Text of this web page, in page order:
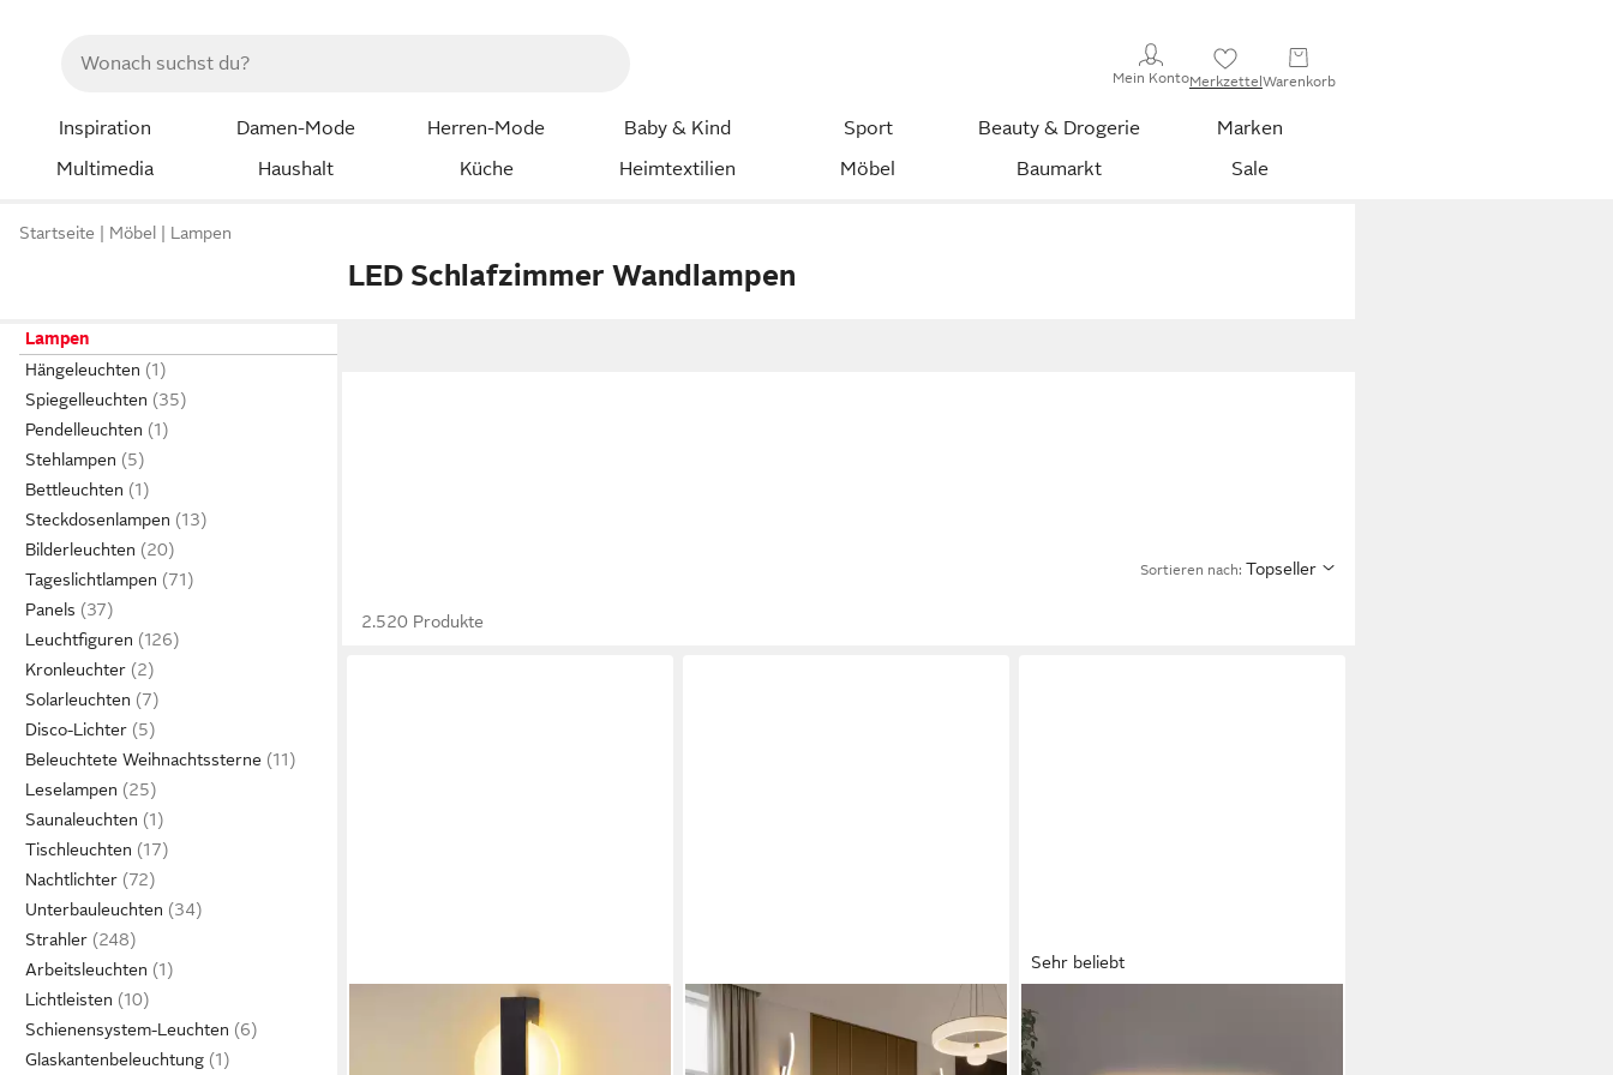
Mein KontoMerkzettelWarenkorb
Inspiration Damen-Mode Herren-Mode Baby & Kind Sport Beauty & Drogerie
Marken
Multimedia
Haushalt Küche Heimtextilien Möbel Baumarkt Sale
Startseite Möbel Lampen
LED Schlafzimmer Wandlampen
Lampen
Hängeleuchten
Spiegelleuchten
Pendelleuchten
Stehlampen
Bettleuchten
Steckdosenlampen
Bilderleuchten
Tageslichtlampen
Panels
Leuchtfiguren
Kronleuchter
Solarleuchten
Disco-Lichter
Beleuchtete Weihnachtssterne
Leselampen
Saunaleuchten
Tischleuchten
Nachtlichter
Unterbauleuchten
Strahler
Arbeitsleuchten
Lichtleisten
Schienensystem-Leuchten
Glaskantenbeleuchtung
Sortieren nach: Topseller
2.520 Produkte
LED Wandleuchte Innen
MUPOO
LED Wandleuchte LED Wandleuchte
Innen,Moderne Wandlampe für
Sehr beliebt
60/80/100CM Wandlampe 3000K